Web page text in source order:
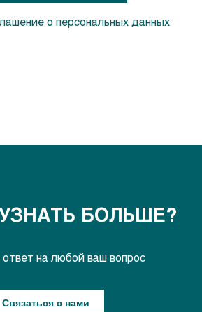
о персональных данных
БОЛЬШЕ?
ответ на любой ваш вопрос
Связаться с нами